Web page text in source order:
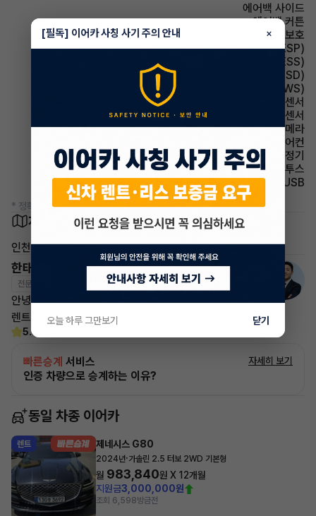
에어백 사이드
에어백 커튼
에어백 무릎보호
주행안전 차체자세제어장치(VDC,ESC,ESP)
주행안전 급제동경보시스템(ESS)
주행안전 후측방경보시스템(BSD)
주행안전 차선이탈경보(LDWS)
주차보조 전방감지센서
주차보조 후방감지센서
주차보조 후방카메라
에어컨 풀오토에어컨
에어컨 공기청정기
유무선단자 블루투스
유무선단자 USB
* 정확한 정보는 판매자와 반드시 확인하시기 바랍니다.
차량 위치
인천 서구
한태현 매니저
전문교육수료 자격인증완료
안녕하세요! 이어카 승계전문가 한태현입니다.
렌트, 리스 승계 깔끔하게 해결해 드리겠습니다!
5.0
빠른승계 서비스
인증 차량으로 승계하는 이유?
자세히 보기
동일 차종 이어카
렌트 제네시스 G80
2024년·가솔린 2.5 터보 2WD 기본형
월 983,840원 X 12개월
지원금3,000,000원
조회 6,598방금전
[필독] 이어카 사칭 사기 주의 안내 ×
오늘 하루 그만보기 닫기